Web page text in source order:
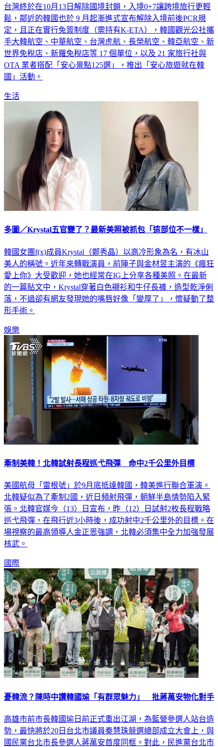
台灣終於在10月13日解除國境封鎖，入境0+7讓跨境旅行更輕
鬆，鄰近的韓國也於 9 月起漸進式宣布解除入境前後PCR規
定，且正在實行免簽制度（需持有K-ETA），韓國觀光公社攜
手大韓航空、中華航空、台灣虎航、長榮航空、韓亞航空、新
世界免稅店、新羅免稅店等 17 個單位，以及 21 家旅行社與
OTA 業者搭配「安心景點125選」，推出「安心旅遊就在韓
韓國女團f(x)成員Krystal（鄭秀晶）以高冷形象為名，有冰山
美人的稱號。近年來轉戰演員，前陣子與金材昱主演的《瘋狂
愛上你》大受歡迎，她也經常在IG上分享各種美照。在最新
的一篇貼文中，Krystal穿著白色襯衫和牛仔長褲，造型乾淨俐
落，不過卻有網友發現她的嘴唇好像「變厚了」，懷疑動了整
娛樂
美國航母「雷根號」於9月底抵達韓國，韓美進行聯合軍演。
北韓疑似為了牽制2國，近日頻射飛彈，朝鮮半島情勢陷入緊
張。北韓官媒今（13）日宣布，昨（12）日試射2枚長程戰略
巡弋飛彈，在飛行近3小時後，成功射中2千公里外的目標。在
場視察的最高領導人金正恩強調，北韓必須集中全力加強發展
國際
高雄市前市長韓國瑜日前正式重出江湖，為藍營參選人站台造
勢，最快將於20日台北市議員秦慧珠競選總部成立大會上，與